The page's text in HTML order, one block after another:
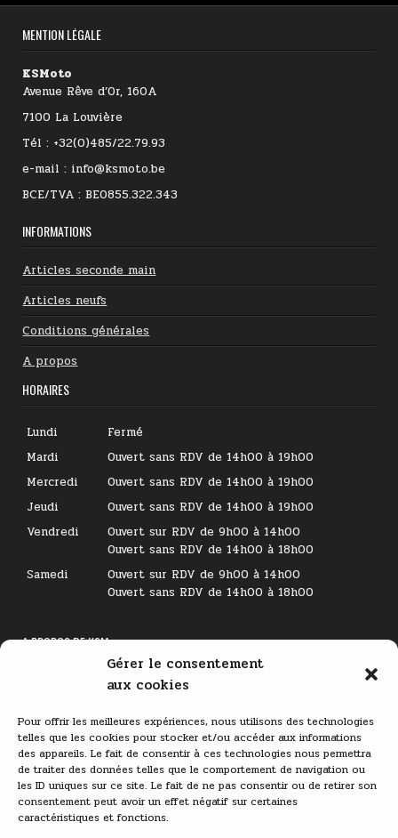
Gérer le consentement
aux cookies
Pour offrir les meilleures expériences, nous utilisons des technologies
telles que les cookies pour stocker et/ou accéder aux informations
des appareils. Le fait de consentir à ces technologies nous permettra
de traiter des données telles que le comportement de navigation ou
les ID uniques sur ce site. Le fait de ne pas consentir ou de retirer son
consentement peut avoir un effet négatif sur certaines
caractéristiques et fonctions.
MENTION LÉGALE
KSMoto
Avenue Rêve d’Or, 160A
7100 La Louvière
Tél : +32(0)485/22.79.93
e-mail : info@ksmoto.be
BCE/TVA : BE0855.322.343
INFORMATIONS
Articles seconde main
Articles neufs
Conditions générales
A propos
HORAIRES
Lundi
Fermé
Mardi
Ouvert sans RDV de 14h00 à 19h00
Mercredi
Ouvert sans RDV de 14h00 à 19h00
Jeudi
Ouvert sans RDV de 14h00 à 19h00
Vendredi
Ouvert sur RDV de 9h00 à 14h00
Ouvert sans RDV de 14h00 à 18h00
Samedi
Ouvert sur RDV de 9h00 à 14h00
Ouvert sans RDV de 14h00 à 18h00
A PROPOS DE KSM